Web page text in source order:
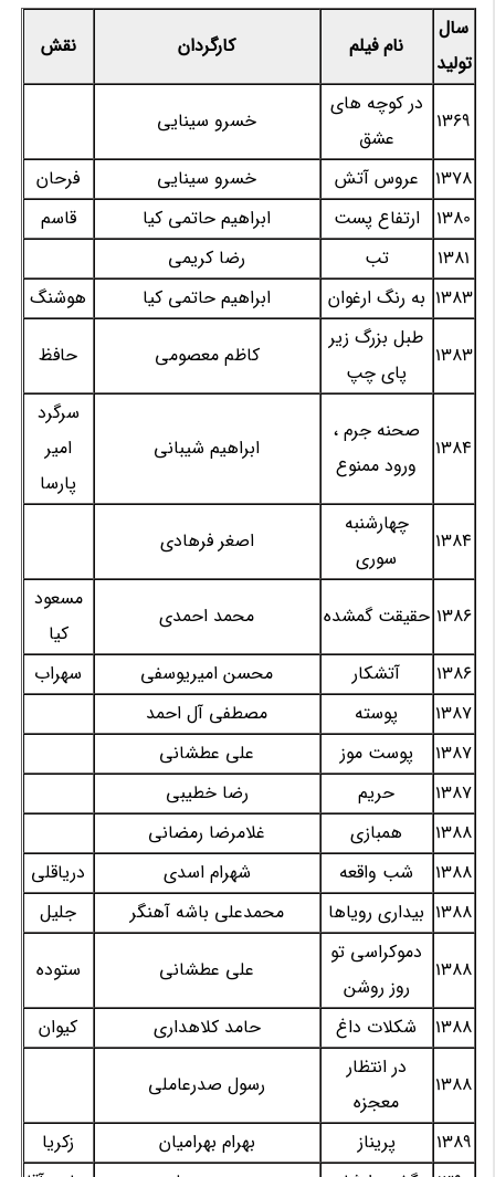
سال
تولید
نام فیلم کارگردان نقش
1369
در کوچه های
عشق
خسرو سینایی
1378 عروس آتش خسرو سینایی
فرحان
1380
ارتفاع پست ابراهیم حاتمی کیا
قاسم
1381
تب
رضا کریمی
1383 به رنگ ارغوان ابراهیم حاتمی کیا هوشنگ
1383
طبل بزرگ زیر
پای چپ
کاظم معصومی حافظ
1384
صحنه جرم ،
ورود ممنوع
ابراهیم شیبانی
سرگرد
امیر
پارسا
1384
چهارشنبه
سوری
اصغر فرهادی
1386 حقیقت گمشده محمد احمدی
مسعود
کیا
1386
آتشکار محسن امیریوسفی
سهراب
1387
پوسته
مصطفی آل احمد
1387
پوست موز
علی عطشانی
1387
حریم
رضا خطیبی
1388
همبازی
غلامرضا رمضانی
1388
شب واقعه شهرام اسدی
دریاقلی
1388 بیداری رویاها محمدعلی باشه آهنگر جلیل
1388
دموکراسی تو
روز روشن
علی عطشانی ستوده
1388 شکلات داغ حامد کلاهداری کیوان
1388
در انتظار
معجزه
رسول صدرعاملی
1389 پریناز بهرام بهرامیان
زکریا